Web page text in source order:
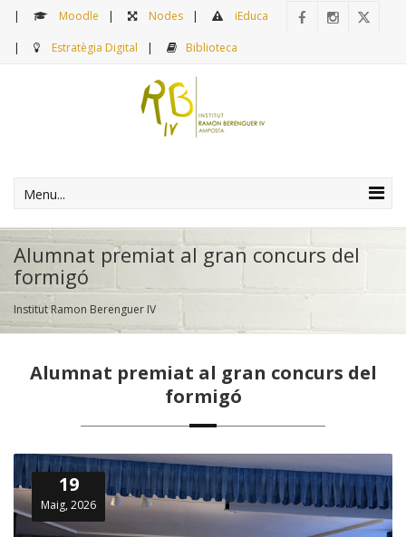
Moodle Nodes iEduca
Estratègia Digital Biblioteca
Menu...
Alumnat premiat al gran concurs del
formigó
Institut Ramon Berenguer IV
Alumnat premiat al gran concurs del
formigó
19
Maig, 2026